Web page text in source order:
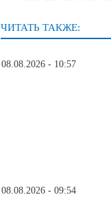
ЧИТАТЬ ТАКЖЕ:
08.08.2026 - 10:57
08.08.2026 - 09:54